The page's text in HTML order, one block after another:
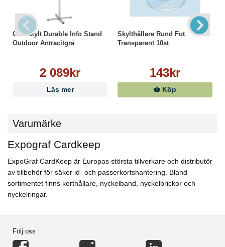
Golvskylt Durable Info Stand
Outdoor Antracitgrå
2 089kr
Läs mer
Skylthållare Rund Fot
Transparent 10st
143kr
Köp
Varumärke
Expograf Cardkeep
ExpoGraf CardKeep är Europas största tillverkare och distributör
av tillbehör för säker id- och passerkortshantering. Bland
sortimentet finns korthållare, nyckelband, nyckelbrickor och
nyckelringar.
Följ oss